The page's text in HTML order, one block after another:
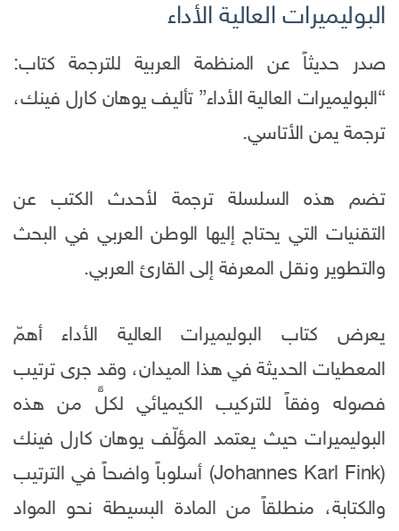
البوليميرات العالية الأداء
صدر حديثاً عن المنظمة العربية للترجمة كتاب:
“البوليميرات العالية الأداء” تأليف يوهان كارل فينك،
ترجمة يمن الأتاسي.
تضم هذه السلسلة ترجمة لأحدث الكتب عن
التقنيات التي يحتاج إليها الوطن العربي في البحث
والتطوير ونقل المعرفة إلى القارئ العربي.
يعرض كتاب البوليميرات العالية الأداء أهمّ
المعطيات الحديثة في هذا الميدان، وقد جرى ترتيب
فصوله وفقاً للتركيب الكيميائي لكلٍّ من هذه
البوليميرات حيث يعتمد المؤلّف يوهان كارل فينك
(Johannes Karl Fink) أسلوباً واضحاً في الترتيب
والكتابة، منطلقاً من المادة البسيطة نحو المواد